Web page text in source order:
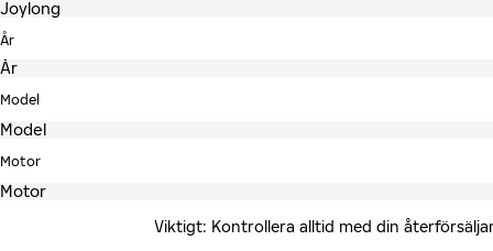
År
Model
Motor
Viktigt: Kontrollera alltid med din